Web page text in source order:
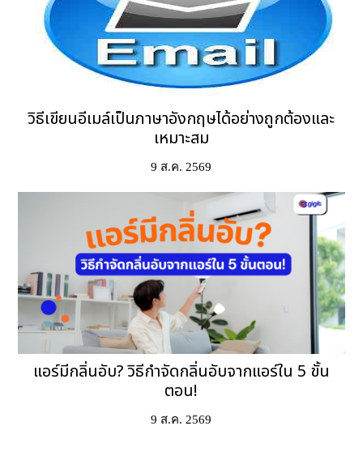
วิธีเขียนอีเมล์เป็นภาษาอังกฤษได้อย่างถูกต้องและ
เหมาะสม
9 ส.ค. 2569
แอร์มีกลิ่นอับ? วิธีกำจัดกลิ่นอับจากแอร์ใน 5 ขั้น
ตอน!
9 ส.ค. 2569